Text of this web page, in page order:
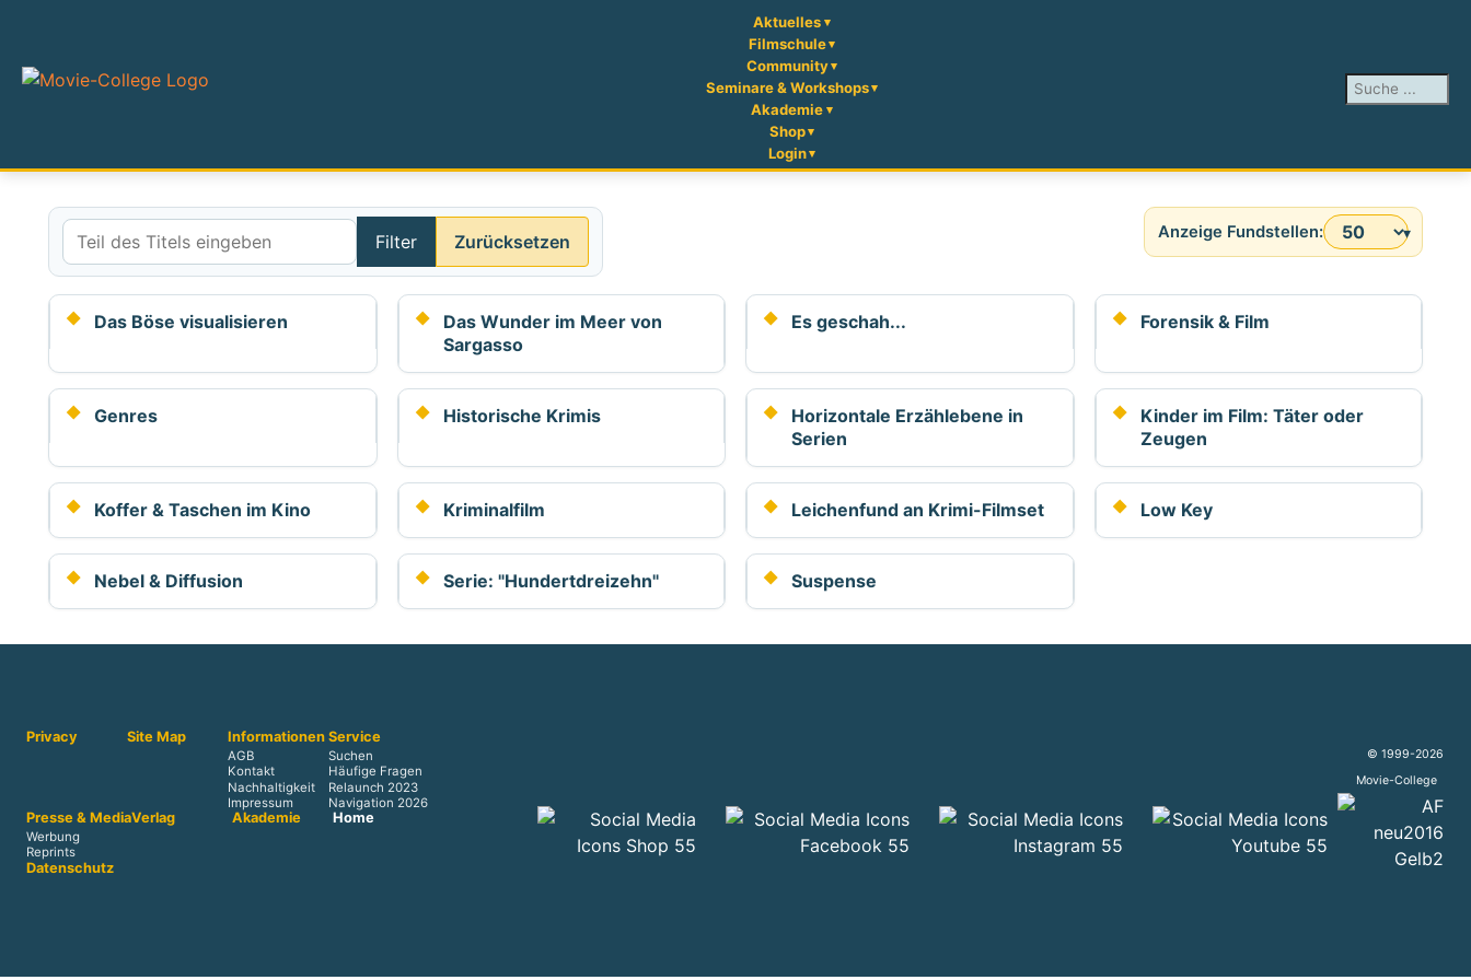
Aktuelles
Filmschule
Community
Seminare & Workshops
Akademie
Shop
Login
Suchen ...
Teil des Titels eingeben
Filter Zurücksetzen Anzeige #
Das Böse visualisieren
Das Wunder im Meer von
Sargasso
Es geschah... Forensik & Film
Genres Historische Krimis
Horizontale Erzählebene in
Serien
Kinder im Film: Täter oder
Zeugen
Koffer & Taschen im Kino Kriminalfilm Leichenfund an Krimi-Filmset Low Key
Nebel & Diffusion Serie: "Hundertdreizehn" Suspense
Privacy Site Map Informationen
AGB
Kontakt
Nachhaltigkeit
Impressum
Service
Suchen
Häufige Fragen
Relaunch 2023
Navigation 2026
Presse & Media
Werbung
Reprints
Verlag Akademie Home
Datenschutz
© 1999-2026
Movie-College